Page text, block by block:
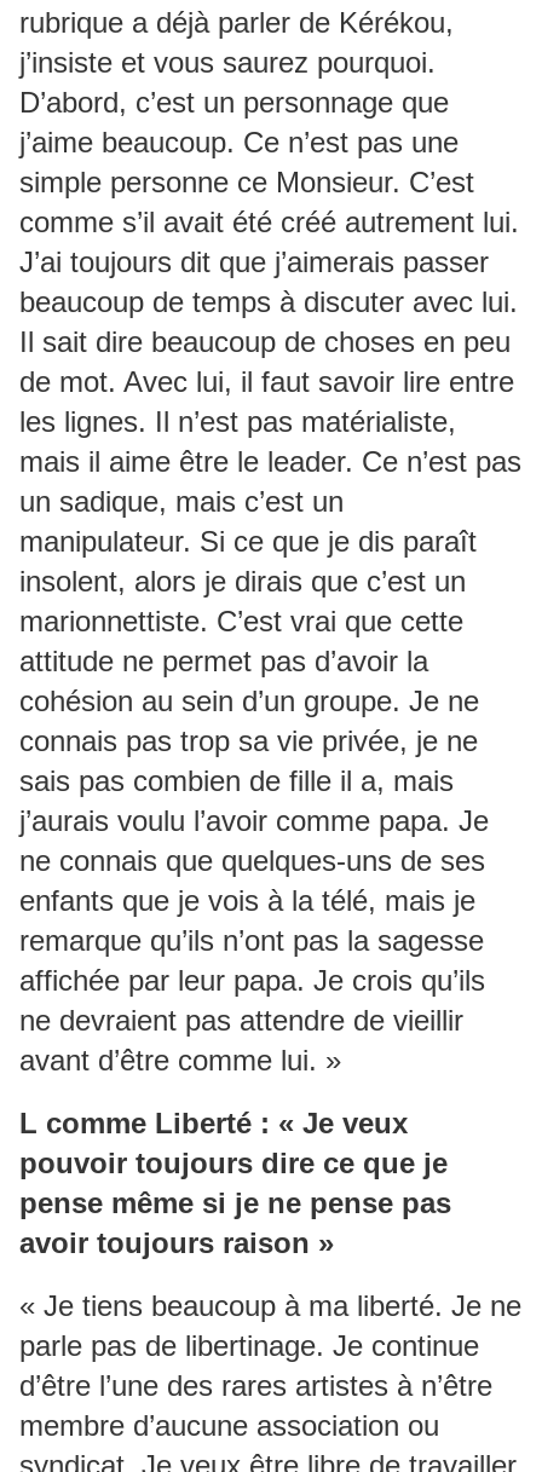
rubrique a déjà parler de Kérékou,
j’insiste et vous saurez pourquoi.
D’abord, c’est un personnage que
j’aime beaucoup. Ce n’est pas une
simple personne ce Monsieur. C’est
comme s’il avait été créé autrement lui.
J’ai toujours dit que j’aimerais passer
beaucoup de temps à discuter avec lui.
Il sait dire beaucoup de choses en peu
de mot. Avec lui, il faut savoir lire entre
les lignes. Il n’est pas matérialiste,
mais il aime être le leader. Ce n’est pas
un sadique, mais c’est un
manipulateur. Si ce que je dis paraît
insolent, alors je dirais que c’est un
marionnettiste. C’est vrai que cette
attitude ne permet pas d’avoir la
cohésion au sein d’un groupe. Je ne
connais pas trop sa vie privée, je ne
sais pas combien de fille il a, mais
j’aurais voulu l’avoir comme papa. Je
ne connais que quelques-uns de ses
enfants que je vois à la télé, mais je
remarque qu’ils n’ont pas la sagesse
affichée par leur papa. Je crois qu’ils
ne devraient pas attendre de vieillir
avant d’être comme lui. »
L comme Liberté : « Je veux
pouvoir toujours dire ce que je
pense même si je ne pense pas
avoir toujours raison »
« Je tiens beaucoup à ma liberté. Je ne
parle pas de libertinage. Je continue
d’être l’une des rares artistes à n’être
membre d’aucune association ou
syndicat. Je veux être libre de travailler